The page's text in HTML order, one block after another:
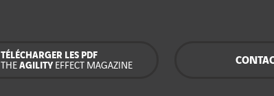
TÉLÉCHARGER LES PDF
THEAGILITY EFFECT MAGAZINE